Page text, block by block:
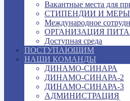
Вакантные места для
СТИПЕНДИИ И
Международное
ОРГАНИЗАЦИЯ
Доступная среда
ПОСТУПАЮЩИМ
НАШИ КОМАНДЫ
ДИНАМО-СИНАРА
ДИНАМО-СИНАРА-2
ДИНАМО-СИНАРА-3
АДМИНИСТРАЦИЯ